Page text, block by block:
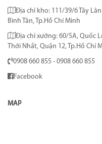
Địa chỉ kho: 111/39/6 Tây
Bình Tân, Tp.Hồ Chí Minh
Địa chỉ xưởng: 60/5A, Quốc
Thới Nhất, Quận 12, Tp.Hồ Chí
0908 660 855 - 0908 660 855
Facebook
MAP